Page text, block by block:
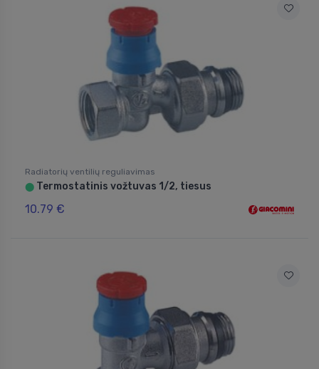
Radiatorių ventilių reguliavimas
⬤ Termostatinis vožtuvas 1/2, tiesus
10.79 €